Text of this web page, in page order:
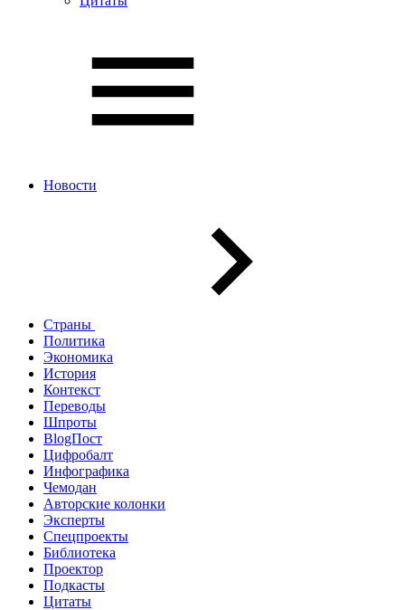
Новости
Страны
Политика
Экономика
История
Контекст
Переводы
Шпроты
BlogПост
Цифробалт
Инфографика
Чемодан
Авторские колонки
Эксперты
Спецпроекты
Библиотека
Проектор
Подкасты
Цитаты